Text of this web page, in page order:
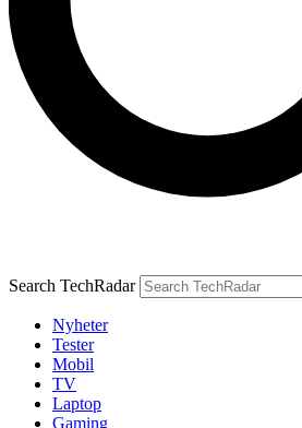
Search TechRadar
Nyheter
Tester
Mobil
TV
Laptop
Gaming